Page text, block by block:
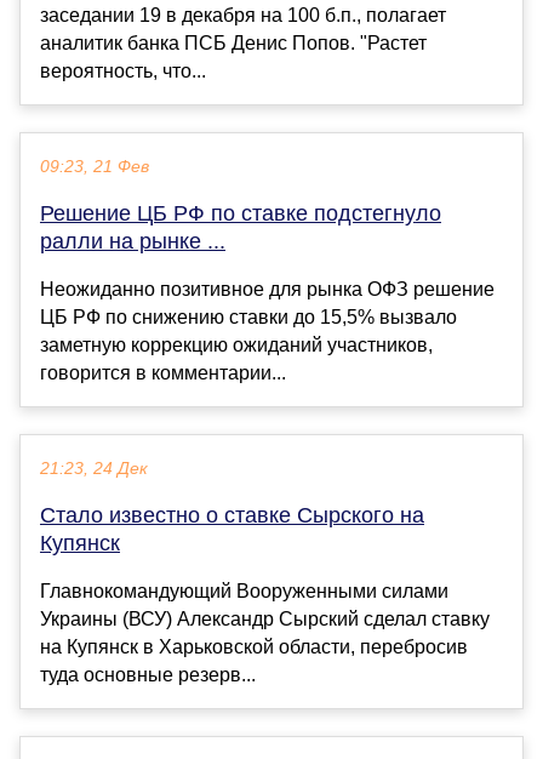
заседании 19 в декабря на 100 б.п., полагает
аналитик банка ПСБ Денис Попов. "Растет
вероятность, что...
09:23, 21 Фев
Решение ЦБ РФ по ставке подстегнуло
ралли на рынке ...
Неожиданно позитивное для рынка ОФЗ решение
ЦБ РФ по снижению ставки до 15,5% вызвало
заметную коррекцию ожиданий участников,
говорится в комментарии...
21:23, 24 Дек
Стало известно о ставке Сырского на
Купянск
Главнокомандующий Вооруженными силами
Украины (ВСУ) Александр Сырский сделал ставку
на Купянск в Харьковской области, перебросив
туда основные резерв...